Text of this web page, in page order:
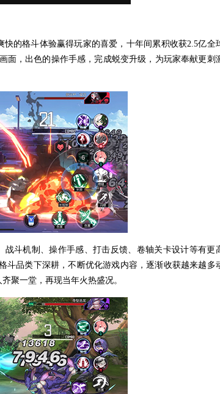
的格斗体验赢得玩家的喜爱，十年间累积收获2.5亿全
面，出色的操作手感，完成蜕变升级，为玩家奉献更刺
斗机制、操作手感、打击反馈、卷轴关卡设计等有更
斗品类下深耕，不断优化游戏内容，逐渐收获越来越多
聚一堂，再现当年火热盛况。